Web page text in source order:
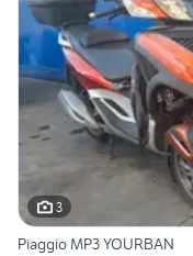
3
Piaggio MP3 YOURBAN